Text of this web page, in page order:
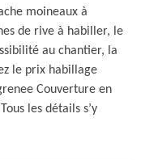
moineaux à
de rive à habiller, le
au chantier, la
le prix habillage
Couverture en
les détails s’y